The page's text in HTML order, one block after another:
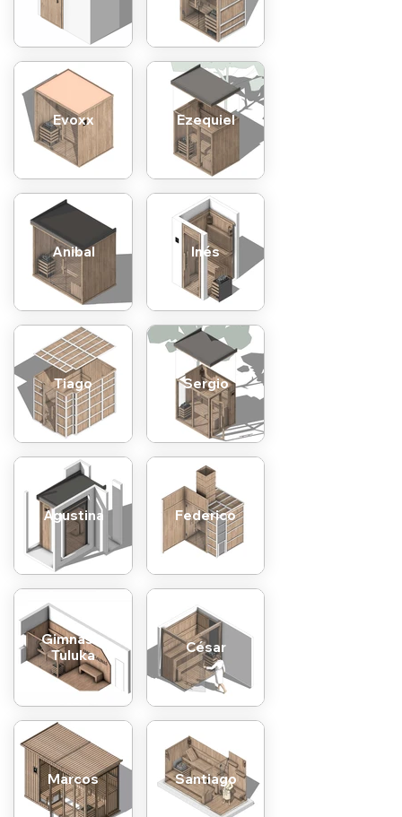
Evoxx Ezequiel
Anibal Inés
Tiago Sergio
Agustina Federico
Gimnasio
Tuluka
César
Marcos Santiago